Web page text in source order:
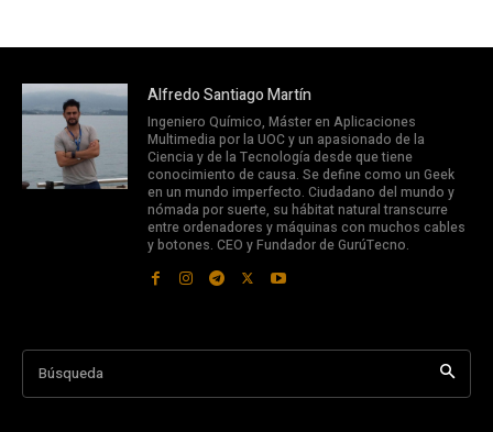
Alfredo Santiago Martín
Ingeniero Químico, Máster en Aplicaciones
Multimedia por la UOC y un apasionado de la
Ciencia y de la Tecnología desde que tiene
conocimiento de causa. Se define como un Geek
en un mundo imperfecto. Ciudadano del mundo y
nómada por suerte, su hábitat natural transcurre
entre ordenadores y máquinas con muchos cables
y botones. CEO y Fundador de GurúTecno.
Búsqueda